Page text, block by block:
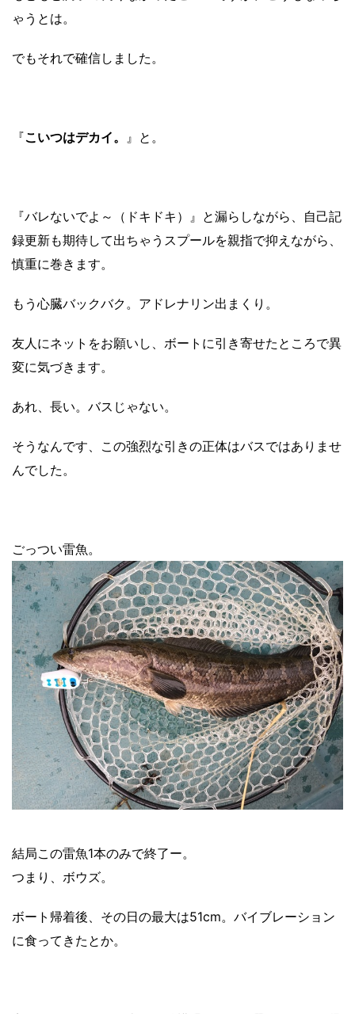
ゃうとは。
でもそれで確信しました。
『こいつはデカイ。 』と。
『バレないでよ～（ドキドキ）』と漏らしながら、自己記
録更新も期待して出ちゃうスプールを親指で抑えながら、
慎重に巻きます。
もう心臓バックバク。アドレナリン出まくり。
友人にネットをお願いし、ボートに引き寄せたところで異
変に気づきます。
あれ、長い。バスじゃない。
そうなんです、この強烈な引きの正体はバスではありませ
んでした。
ごっつい雷魚。
結局この雷魚1本のみで終了ー。
つまり、ボウズ。
ボート帰着後、その日の最大は51cm。バイブレーション
に食ってきたとか。